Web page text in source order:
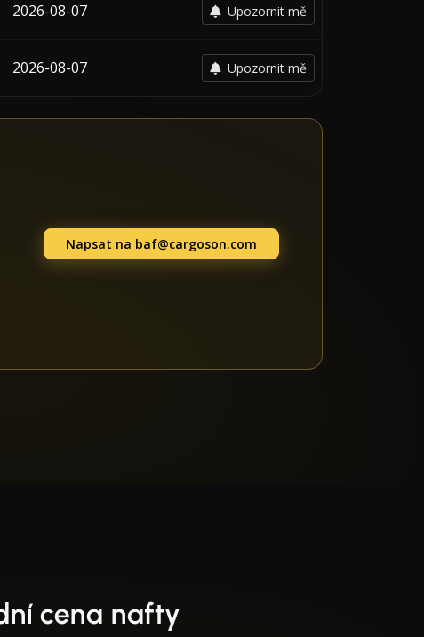
2026-08-07 Upozornit mě
2026-08-07 Upozornit mě
Napsat na baf@cargoson.com
cena nafty